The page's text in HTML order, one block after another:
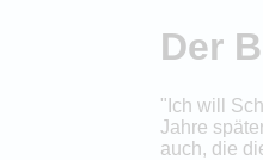
Der
"Ich will
Jahre
auch, die